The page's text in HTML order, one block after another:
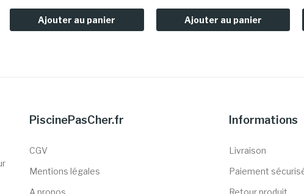
Ajouter au panier Ajouter au panier
PiscinePasCher.fr
CGV
Mentions légales
Informations
Livraison
Paiement